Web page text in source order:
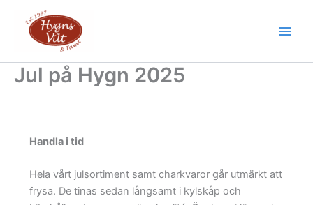
innehåll
Jul på Hygn 2025
Handla i tid
Hela vårt julsortiment samt charkvaror går utmärkt att
frysa. De tinas sedan långsamt i kylskåp och